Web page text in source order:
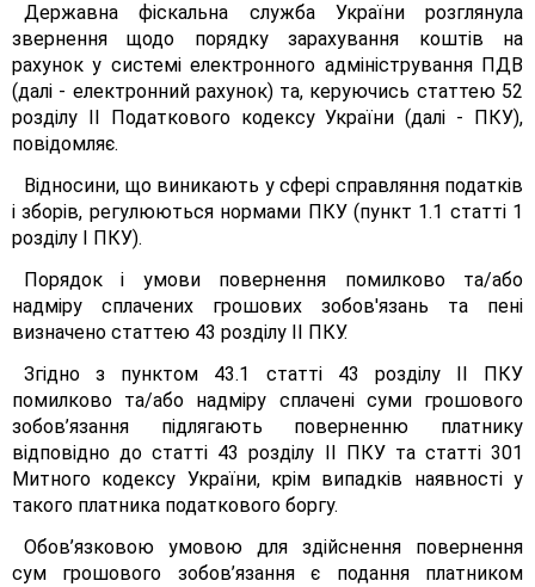
Державна фіскальна служба України розглянула
звернення щодо порядку зарахування коштів на
рахунок у системі електронного адміністрування ПДВ
(далі - електронний рахунок) та, керуючись статтею 52
розділу II Податкового кодексу України (далі - ПКУ),
повідомляє.
Відносини, що виникають у сфері справляння податків
і зборів, регулюються нормами ПКУ (пункт 1.1 статті 1
розділу І ПКУ).
Порядок і умови повернення помилково та/або
надміру сплачених грошових зобов'язань та пені
визначено статтею 43 розділу II ПКУ.
Згідно з пунктом 43.1 статті 43 розділу II ПКУ
помилково та/або надміру сплачені суми грошового
зобов’язання підлягають поверненню платнику
відповідно до статті 43 розділу II ПКУ та статті 301
Митного кодексу України, крім випадків наявності у
такого платника податкового боргу.
Обов’язковою умовою для здійснення повернення
сум грошового зобов’язання є подання платником